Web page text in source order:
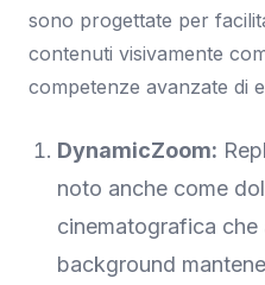
sono progettate per
contenuti visivamente
competenze avanzate di
DynamicZoom:
noto anche come
cinematografica
background